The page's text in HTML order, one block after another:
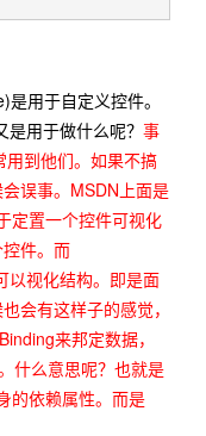
用于自定义控件。
用于做什么呢？ 事
用到他们。如果不搞
误事。MSDN上面是
定置一个控件可视化
件。而
以视化结构。即是面
会有这样子的感觉，
来邦定数据，
什么意思呢？也就是
的依赖属性。而是